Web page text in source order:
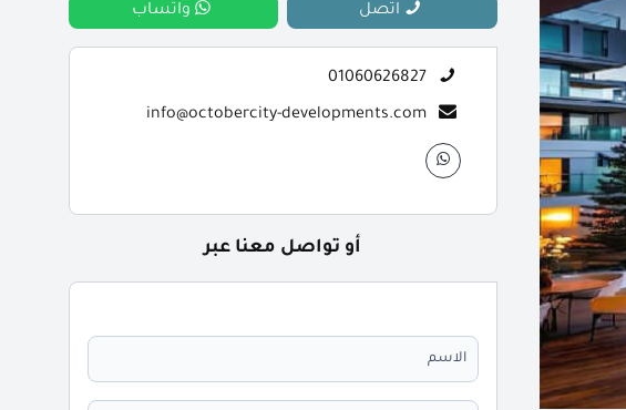
اتصل واتساب
01060626827
info@octobercity-developments.com
أو تواصل معنا عبر